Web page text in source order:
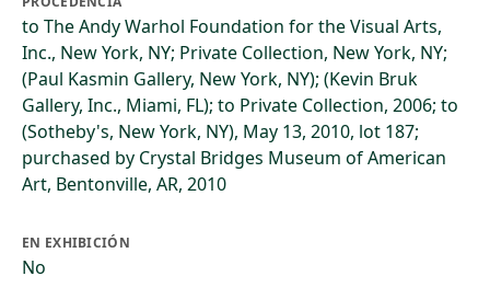
to The Andy Warhol Foundation for the Visual Arts,
Inc., New York, NY; Private Collection, New York, NY;
(Paul Kasmin Gallery, New York, NY); (Kevin Bruk
Gallery, Inc., Miami, FL); to Private Collection, 2006; to
(Sotheby's, New York, NY), May 13, 2010, lot 187;
purchased by Crystal Bridges Museum of American
Art, Bentonville, AR, 2010
EN EXHIBICIÓN
No